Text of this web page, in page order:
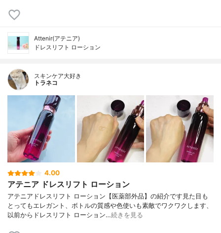
Attenir(アテニア)
ドレスリフト ローション
スキンケア大好き
トラネコ
4.00
アテニア ドレスリフト ローション
アテニアドレスリフト ローション【医薬部外品】の紹介です見た目も
とってもエレガント、ボトルの質感や色使いも素敵でワクワクします、
以前からドレスリフト ローション…続きを見る